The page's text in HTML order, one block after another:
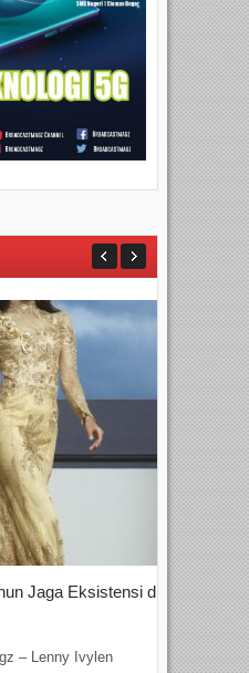
Jaga Eksistensi di
– Lenny Ivylen